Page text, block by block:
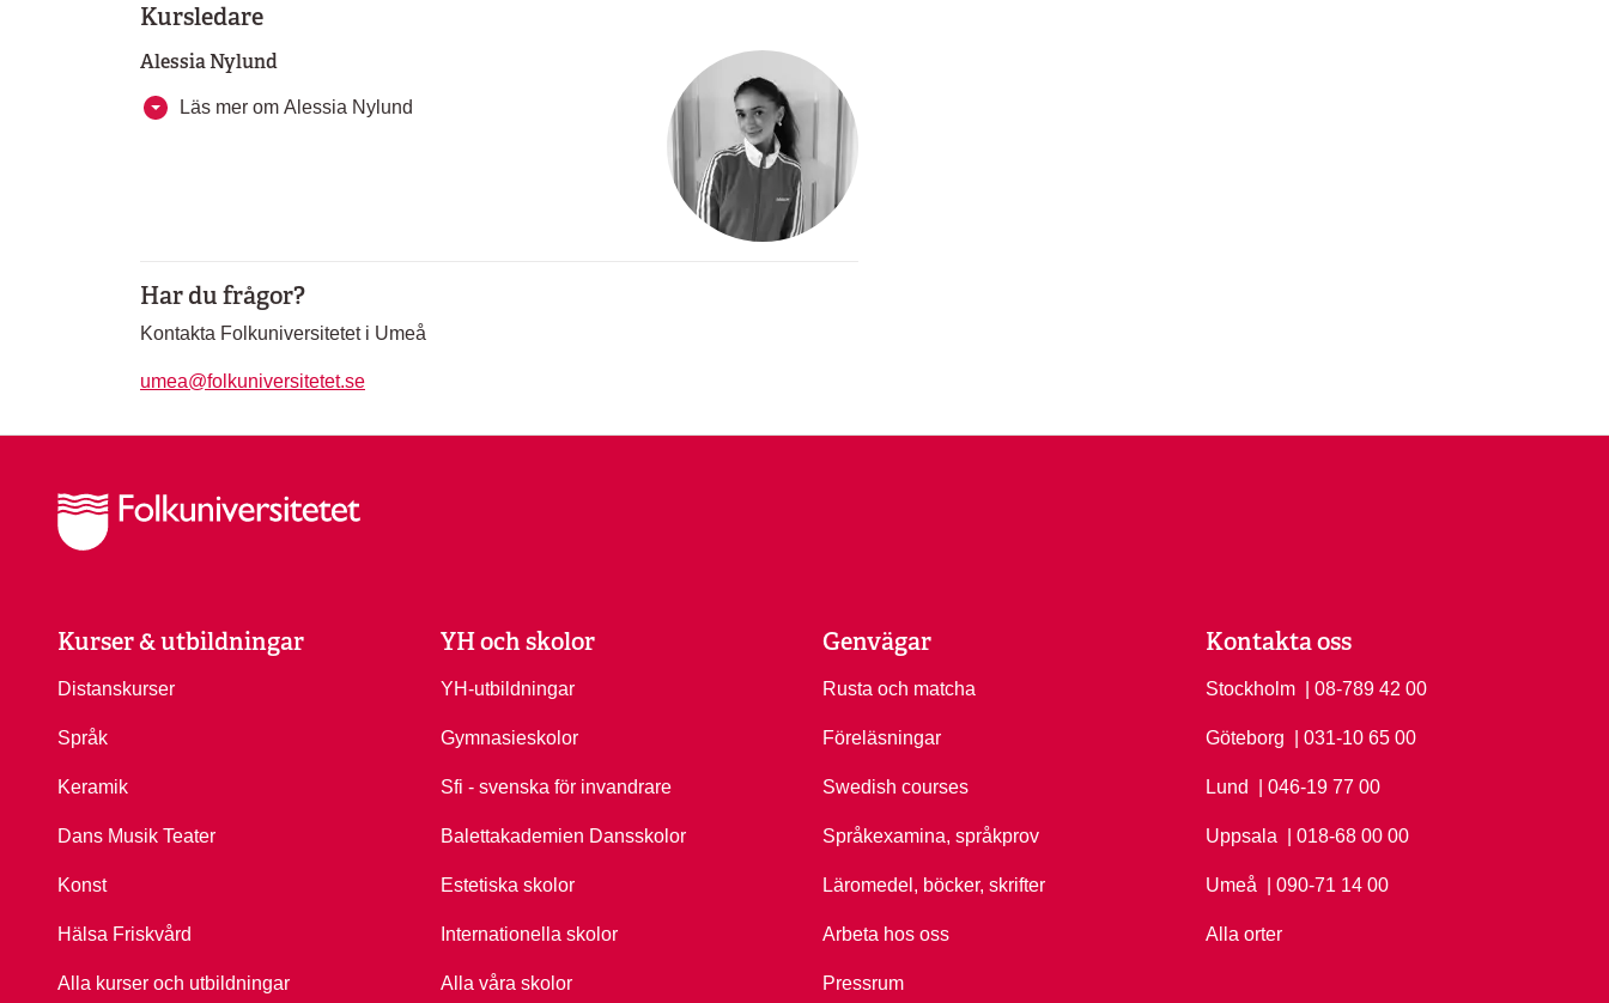
Kursledare
Alessia Nylund
Läs mer om Alessia Nylund
Har du frågor?
Kontakta Folkuniversitetet i Umeå
umea@folkuniversitetet.se
Kurser & utbildningar
Distanskurser
Språk
Keramik
Dans Musik Teater
Konst
Hälsa Friskvård
Alla kurser och utbildningar
YH och skolor
YH-utbildningar
Gymnasieskolor
Sfi - svenska för invandrare
Balettakademien Dansskolor
Estetiska skolor
Internationella skolor
Alla våra skolor
Genvägar
Rusta och matcha
Föreläsningar
Swedish courses
Språkexamina, språkprov
Läromedel, böcker, skrifter
Arbeta hos oss
Pressrum
Kontakta oss
Stockholm Ring Stockholm på
| 08-789 42 00
Göteborg Ring Göteborg på
| 031-10 65 00
Lund Ring Lund på
| 046-19 77 00
Uppsala Ring Uppsala på
| 018-68 00 00
Umeå Ring Umeå på
| 090-71 14 00
Alla orter